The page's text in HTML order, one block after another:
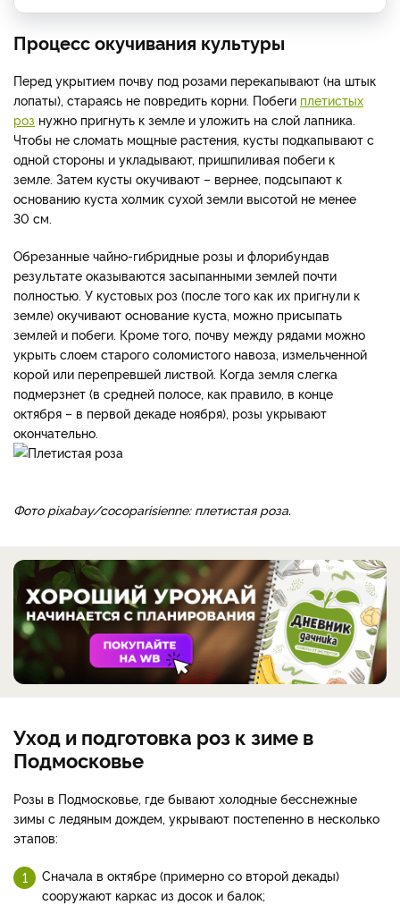
Процесс окучивания культуры
Перед укрытием почву под розами перекапывают (на штык
лопаты), стараясь не повредить корни. Побеги плетистых
роз нужно пригнуть к земле и уложить на слой лапника.
Чтобы не сломать мощные растения, кусты подкапывают с
одной стороны и укладывают, пришпиливая побеги к
земле. Затем кусты окучивают – вернее, подсыпают к
основанию куста холмик сухой земли высотой не менее
30 см.
Обрезанные чайно-гибридные розы и флорибундав
результате оказываются засыпанными землей почти
полностью. У кустовых роз (после того как их пригнули к
земле) окучивают основание куста, можно присыпать
землей и побеги. Кроме того, почву между рядами можно
укрыть слоем старого соломистого навоза, измельченной
корой или перепревшей листвой. Когда земля слегка
подмерзнет (в средней полосе, как правило, в конце
октября – в первой декаде ноября), розы укрывают
окончательно.
Фото pixabay/cocoparisienne: плетистая роза.
Уход и подготовка роз к зиме в
Подмосковье
Розы в Подмосковье, где бывают холодные бесснежные
зимы с ледяным дождем, укрывают постепенно в несколько
этапов:
Сначала в октябре (примерно со второй декады)
сооружают каркас из досок и балок;